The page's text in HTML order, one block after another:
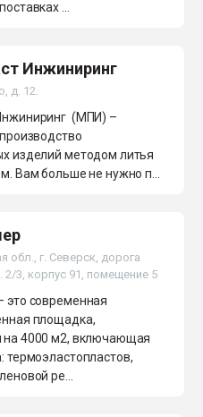
...
Инжиниринг
д. 12.
(МПИ) –
изделий методом литья
Вам больше не нужно п...
обл., г. Северск, дорога
2/3, корпус 91, помещение 5
современная
площадка,
4000 м2, включающая
термоэластопластов,
ре...